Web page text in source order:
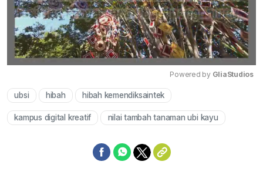
Powered by GliaStudios
ubsi hibah hibah kemendiksaintek
kampus digital kreatif nilai tambah tanaman ubi kayu